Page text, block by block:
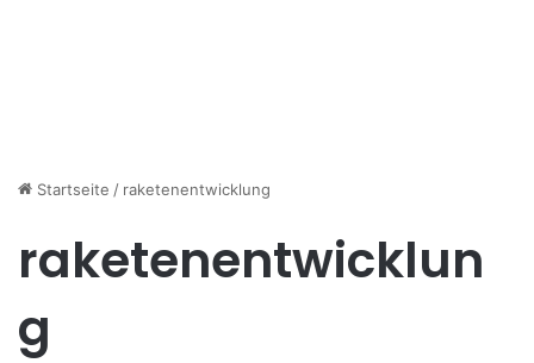
Startseite / raketenentwicklung
raketenentwicklun
g